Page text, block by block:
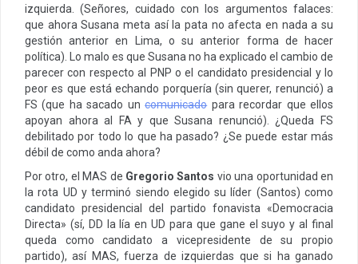
izquierda. (Señores, cuidado con los argumentos falaces:
que ahora Susana meta así la pata no afecta en nada a su
gestión anterior en Lima, o su anterior forma de hacer
política). Lo malo es que Susana no ha explicado el cambio de
parecer con respecto al PNP o el candidato presidencial y lo
peor es que está echando porquería (sin querer, renunció) a
FS (que ha sacado uncomunicadopara recordar que ellos
apoyan ahora al FA y que Susana renunció). ¿Queda FS
debilitado por todo lo que ha pasado? ¿Se puede estar más
débil de como anda ahora?
Por otro, el MAS de Gregorio Santos vio una oportunidad en
la rota UD y terminó siendo elegido su líder (Santos) como
candidato presidencial del partido fonavista «Democracia
Directa» (sí, DD la lía en UD para que gane el suyo y al final
queda como candidato a vicepresidente de su propio
partido), así MAS, fuerza de izquierdas que si ha ganado